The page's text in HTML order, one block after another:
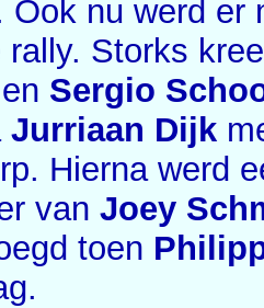
Ook nu werd er
rally. Storks
Sergio
Jurriaan Dijk
Hierna werd
van Joey
toen